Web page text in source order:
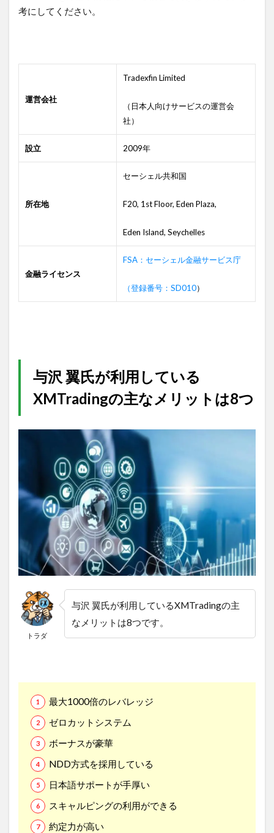
考にしてください。
運営会社
Tradexfin Limited
（日本人向けサービスの運営会
社）
設立 2009年
所在地
セーシェル共和国
F20, 1st Floor, Eden Plaza,
Eden Island, Seychelles
金融ライセンス
FSA：セーシェル金融サービス庁
（登録番号：SD010）
与沢 翼氏が利用している
XMTradingの主なメリットは8つ
トラダ
与沢 翼氏が利用しているXMTradingの主
なメリットは8つです。
最大1000倍のレバレッジ
ゼロカットシステム
ボーナスが豪華
NDD方式を採用している
日本語サポートが手厚い
スキャルピングの利用ができる
約定力が高い